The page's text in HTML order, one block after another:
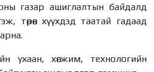
газар ашиглалтын байдалд
төрөөс хүүхдэд таатай гадаад
ухаан, хөгжим, технологийн